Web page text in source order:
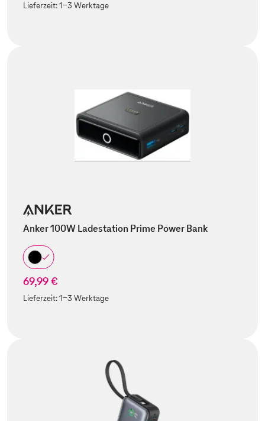
Lieferzeit:1-3 Werktage
Anker 100W Ladestation Prime Power Bank
69,99 €
Lieferzeit:1-3 Werktage